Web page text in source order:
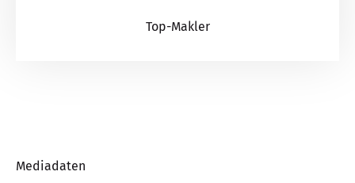
Top-Makler
Mediadaten